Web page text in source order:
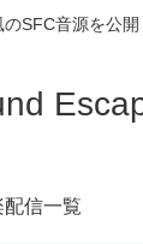
SFC音源を公開
配信一覧